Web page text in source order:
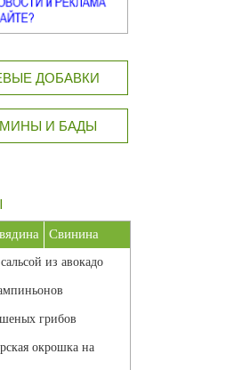
ДОБАВКИ
И БАДЫ
Свинина
из авокадо
грибов
окрошка на